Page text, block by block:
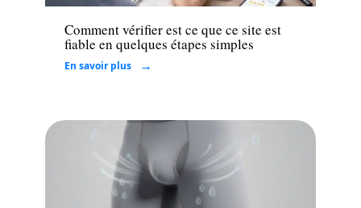
Comment vérifier est ce que ce site est
fiable en quelques étapes simples
En savoir plus